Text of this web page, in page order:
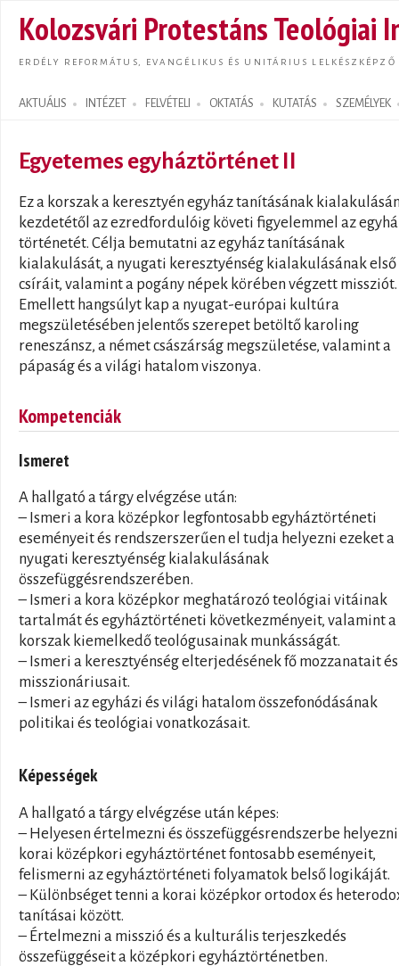
Kolozsvári Protestáns Teológiai
ERDÉLY REFORMÁTUS, EVANGÉLIKUS ÉS UNITÁRIUS LELKÉSZKÉPZŐ
AKTUÁLIS INTÉZET FELVÉTELI OKTATÁS KUTATÁS SZEMÉLYEK
Search form
Egyetemes egyháztörténet II
Ez a korszak a keresztyén egyház tanításának
kezdetétől az ezredfordulóig követi figyelemmel az
történetét. Célja bemutatni az egyház tanításának
kialakulását, a nyugati keresztyénség kialakulásának első
csíráit, valamint a pogány népek körében végzett missziót.
Emellett hangsúlyt kap a nyugat-európai kultúra
megszületésében jelentős szerepet betöltő karoling
reneszánsz, a német császárság megszületése, valamint a
pápaság és a világi hatalom viszonya.
Kompetenciák
Ismeret
A hallgató a tárgy elvégzése után:
– Ismeri a kora középkor legfontosabb egyháztörténeti
eseményeit és rendszerszerűen el tudja helyezni ezeket a
nyugati keresztyénség kialakulásának
összefüggésrendszerében.
– Ismeri a kora középkor meghatározó teológiai vitáinak
tartalmát és egyháztörténeti következményeit, valamint a
korszak kiemelkedő teológusainak munkásságát.
– Ismeri a keresztyénség elterjedésének fő mozzanatait és
misszionáriusait.
– Ismeri az egyházi és világi hatalom összefonódásának
politikai és teológiai vonatkozásait.
Képességek
A hallgató a tárgy elvégzése után képes:
– Helyesen értelmezni és összefüggésrendszerbe
korai középkori egyháztörténet fontosabb eseményeit,
felismerni az egyháztörténeti folyamatok belső logikáját.
– Különbséget tenni a korai középkor ortodox és
tanításai között.
– Értelmezni a misszió és a kulturális terjeszkedés
összefüggéseit a középkori egyháztörténetben.